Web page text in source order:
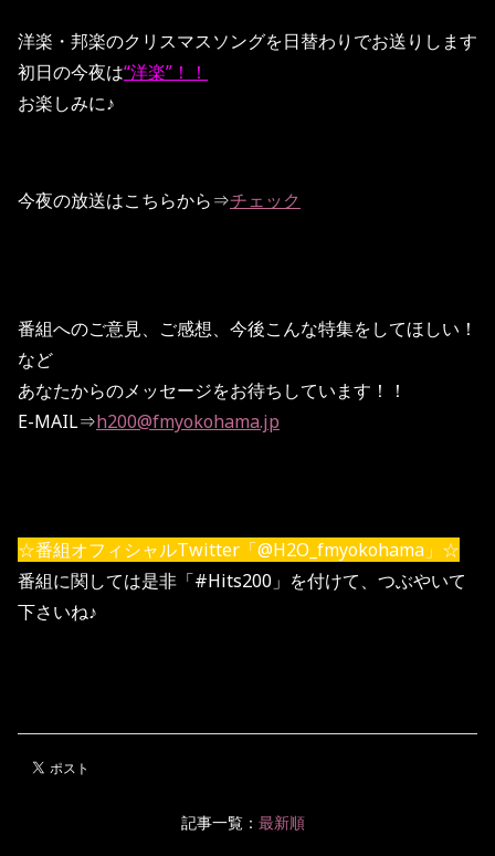
洋楽・邦楽のクリスマスソングを日替わりでお送りします
初日の今夜は“洋楽”！！
お楽しみに♪
今夜の放送はこちらから⇒チェック
番組へのご意見、ご感想、今後こんな特集をしてほしい！
など
あなたからのメッセージをお待ちしています！！
E-MAIL⇒h200@fmyokohama.jp
☆番組オフィシャルTwitter「@H2O_fmyokohama」☆
番組に関しては是非「#Hits200」を付けて、つぶやいて
下さいね♪
記事一覧： 最新順